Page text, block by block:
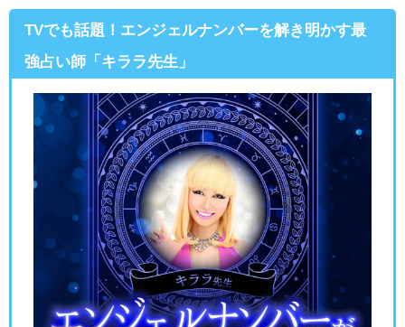
TVでも話題！エンジェルナンバーを解き明かす最
強占い師「キララ先生」